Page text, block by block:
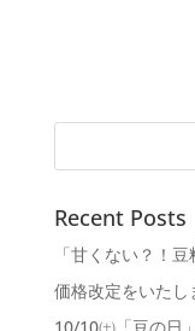
Recent Posts
「甘くない？！
価格改定をいたし